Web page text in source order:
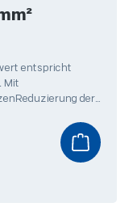
entspricht
Mit
der